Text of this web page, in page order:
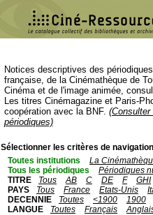
Notices descriptives des
française, de la Cinémathèque de
Cinéma et de l'image animée,
Les titres Cinémagazine et Paris-
coopération avec la BNF.
périodiques)
Sélectionner les critères de
Toutes institutions
La
Tous les périodiques
Périodiques
TITRE
Tous AB C DE F
GHI
PAYS
Tous France Etats-Unis
DECENNIE
Toutes <1900
1900
LANGUE
Toutes Français